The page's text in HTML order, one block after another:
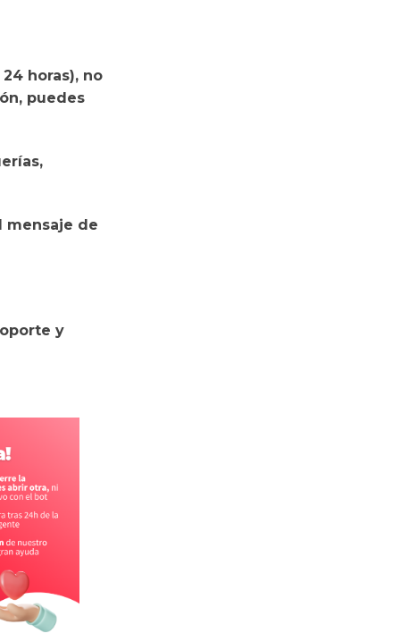
horas), no
puedes
mensaje de
y